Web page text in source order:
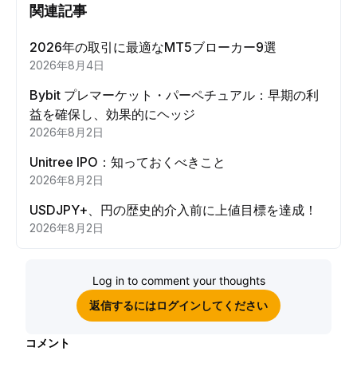
関連記事
2026年の取引に最適なMT5ブローカー9選
2026年8月4日
Bybit プレマーケット・パーペチュアル：早期の利
益を確保し、効果的にヘッジ
2026年8月2日
Unitree IPO：知っておくべきこと
2026年8月2日
USDJPY+、円の歴史的介入前に上値目標を達成！
2026年8月2日
Log in to comment your thoughts
返信するにはログインしてください
コメント